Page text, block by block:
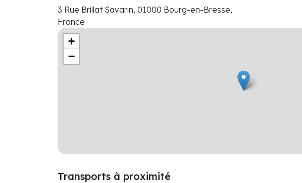
3 Rue Brillat Savarin, 01000 Bourg-en-Bresse,
France
+
−
Transports à proximité